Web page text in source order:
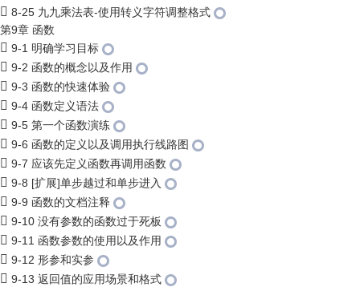
8-25 九九乘法表-使用转义字符调整格式
第9章 函数
9-1 明确学习目标
9-2 函数的概念以及作用
9-3 函数的快速体验
9-4 函数定义语法
9-5 第一个函数演练
9-6 函数的定义以及调用执行线路图
9-7 应该先定义函数再调用函数
9-8 [扩展]单步越过和单步进入
9-9 函数的文档注释
9-10 没有参数的函数过于死板
9-11 函数参数的使用以及作用
9-12 形参和实参
9-13 返回值的应用场景和格式